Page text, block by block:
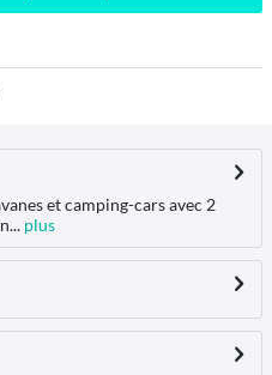
et camping-cars avec 2
plus